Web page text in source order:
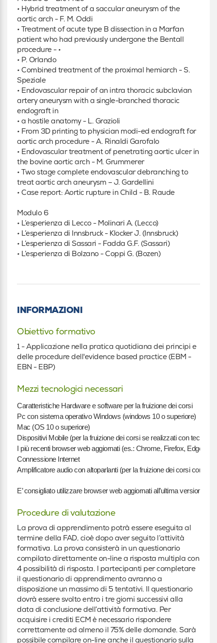
• Hybrid treatment of a saccular aneurysm of the
aortic arch - F. M. Oddi
• Treatment of acute type B dissection in a Marfan
patient who had previously undergone the Bentall
procedure - •
• P. Orlando
• Combined treatment of the proximal hemiarch - S.
Speziale
• Endovascular repair of an intra thoracic subclavian
artery aneurysm with a single-branched thoracic
endograft in
• a hostile anatomy - L. Grazioli
• From 3D printing to physician modi-ed endograft for
aortic arch procedure - A. Rinaldi Garofalo
• Endovascular treatment of penetrating aortic ulcer in
the bovine aortic arch - M. Grummerer
• Two stage complete endovascular debranching to
treat aortic arch aneurysm – J. Gardellini
• Case report: Aortic rupture in Child - B. Raude
Modulo 6
• L’esperienza di Lecco - Molinari A. (Lecco)
• L’esperienza di Innsbruck - Klocker J. (Innsbruck)
• L’esperienza di Sassari - Fadda G.F. (Sassari)
• L’esperienza di Bolzano - Coppi G. (Bozen)
INFORMAZIONI
Obiettivo formativo
1 - Applicazione nella pratica quotidiana dei principi e
delle procedure dell'evidence based practice (EBM -
EBN - EBP)
Mezzi tecnologici necessari
Caratteristiche Hardware e software per la fruizione dei corsi
Pc con sistema operativo Windows (windows 10 o superiore)
Mac (OS 10 o superiore)
Dispositivi Mobile (per la fruizione dei corsi se realizzati con
I più recenti browser web aggiornati (es.: Chrome, Firefox, Edge)
Connessione Internet
Amplificatore audio con altoparlanti (per la fruizione dei corsi con
E’ consigliato utilizzare browser web aggiornati all’ultima versione.
Procedure di valutazione
La prova di apprendimento potrà essere eseguita al
termine della FAD, cioè dopo aver seguito l’attività
formativa. La prova consisterà in un questionario
compilato direttamente on-line a risposta multipla con
4 possibilità di risposta. I partecipanti per completare
il questionario di apprendimento avranno a
disposizione un massimo di 5 tentativi. Il questionario
dovrà essere svolto entro i tre giorni successivi alla
data di conclusione dell’attività formativa. Per
acquisire i crediti ECM è necessario rispondere
correttamente ad almeno il 75% delle domande. Sarà
possibile compilare on-line anche il questionario sulla